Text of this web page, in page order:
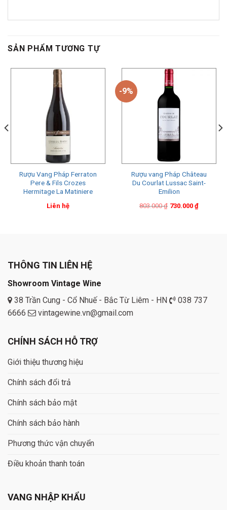
SẢN PHẨM TƯƠNG TỰ
Rượu Vang Pháp Ferraton
Pere & Fils Crozes
Hermitage La Matiniere
Liên hệ
-9%
Rượu vang Pháp Château
Du Courlat Lussac Saint-
Emilion
803.000₫
Original
730.000 ₫
Current
THÔNG TIN LIÊN HỆ
Showroom Vintage Wine
38 Trần Cung - Cổ Nhuế - Bắc Từ Liêm - HN
038 737
6666
vintagewine.vn@gmail.com
CHÍNH SÁCH HỖ TRỢ
Giới thiệu thương hiệu
Chính sách đổi trả
Chính sách bảo mật
Chính sách bảo hành
Phương thức vận chuyển
Điều khoản thanh toán
VANG NHẬP KHẨU